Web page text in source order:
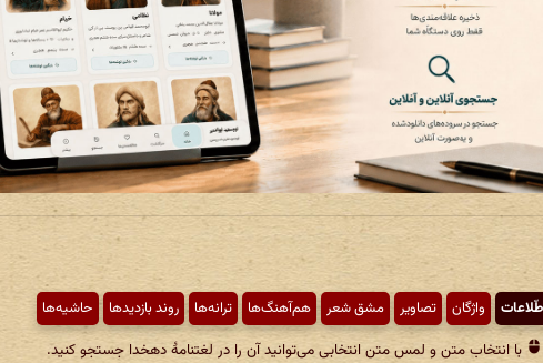
واژگان تصاویر مشق شعر هم‌آهنگ‌ها ترانه‌ها روند بازدیدها حاشیه‌ها
با انتخاب متن و لمس متن انتخابی می‌توانید آن را در لغتنامهٔ دهخدا جستجو کنید.